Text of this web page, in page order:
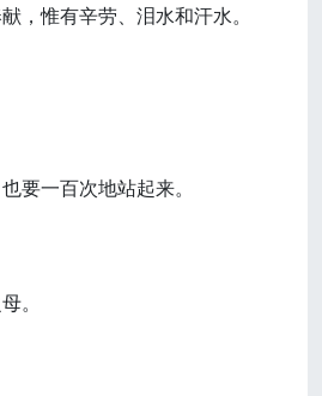
，惟有辛劳、泪水和汗水。
要一百次地站起来。
。